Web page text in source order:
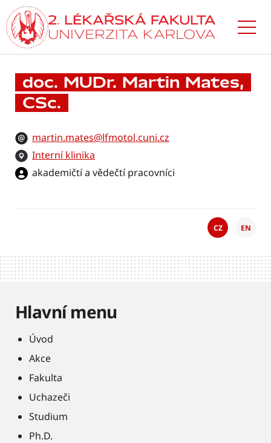
Přejít
k hlavnímu
obsahu
doc. MUDr. Martin Mates,
CSc.
martin.mates@lfmotol.cuni.cz
Interní klinika
akademičtí a vědečtí pracovníci
CZ EN
Hlavní menu
Úvod
Akce
Fakulta
Uchazeči
Studium
Ph.D.